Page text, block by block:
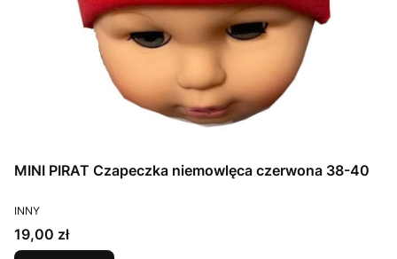
MINI PIRAT Czapeczka niemowlęca czerwona 38-40
PRODUCENT
INNY
Cena
19,00 zł